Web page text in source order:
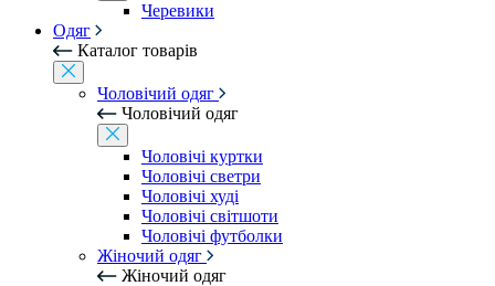
Черевики
Одяг
Каталог товарів
Чоловічий одяг
Чоловічий одяг
Чоловічі куртки
Чоловічі светри
Чоловічі худі
Чоловічі світшоти
Чоловічі футболки
Жіночий одяг
Жіночий одяг